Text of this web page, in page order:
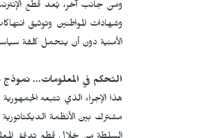
ومن جانب آخر، يُعد قطع الإنترنت
وشهادات المواطنين وتوثيق
الأمنية دون أن يتحمل كلفة
التحكم في المعلومات...
هذا الإجراء الذي تتبعه
مشترك بين الأنظمة الديكتاتورية